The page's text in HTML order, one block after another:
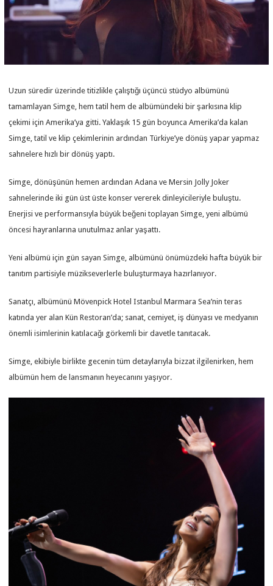
Uzun süredir üzerinde titizlikle çalıştığı üçüncü stüdyo albümünü
tamamlayan Simge, hem tatil hem de albümündeki bir şarkısına klip
çekimi için Amerika’ya gitti. Yaklaşık 15 gün boyunca Amerika’da kalan
Simge, tatil ve klip çekimlerinin ardından Türkiye’ye dönüş yapar yapmaz
sahnelere hızlı bir dönüş yaptı.
Simge, dönüşünün hemen ardından Adana ve Mersin Jolly Joker
sahnelerinde iki gün üst üste konser vererek dinleyicileriyle buluştu.
Enerjisi ve performansıyla büyük beğeni toplayan Simge, yeni albümü
öncesi hayranlarına unutulmaz anlar yaşattı.
Yeni albümü için gün sayan Simge, albümünü önümüzdeki hafta büyük bir
tanıtım partisiyle müzikseverlerle buluşturmaya hazırlanıyor.
Sanatçı, albümünü Mövenpick Hotel Istanbul Marmara Sea’nin teras
katında yer alan Kün Restoran’da; sanat, cemiyet, iş dünyası ve medyanın
önemli isimlerinin katılacağı görkemli bir davetle tanıtacak.
Simge, ekibiyle birlikte gecenin tüm detaylarıyla bizzat ilgilenirken, hem
albümün hem de lansmanın heyecanını yaşıyor.